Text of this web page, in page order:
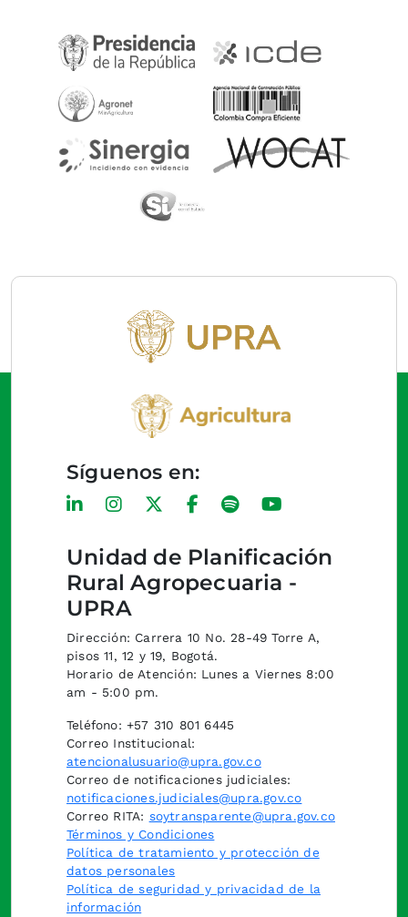
Unidad de Planificación
Rural Agropecuaria -
UPRA
Dirección: Carrera 10 No. 28-49 Torre A,
pisos 11, 12 y 19, Bogotá.
Horario de Atención: Lunes a Viernes 8:00
am - 5:00 pm.
Teléfono: +57 310 801 6445
Correo Institucional:
atencionalusuario@upra.gov.co
Correo de notificaciones judiciales:
notificaciones.judiciales@upra.gov.co
Correo RITA: soytransparente@upra.gov.co
Términos y Condiciones
Política de tratamiento y protección de
datos personales
Política de seguridad y privacidad de la
información
Síguenos en: